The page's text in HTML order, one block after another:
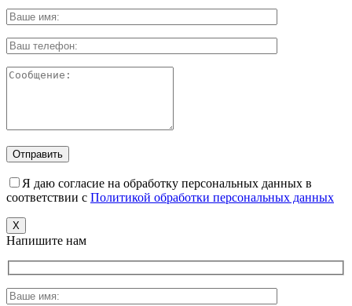
Я даю согласие на обработку персональных данных в
соответствии с Политикой обработки персональных данных
X
Напишите нам